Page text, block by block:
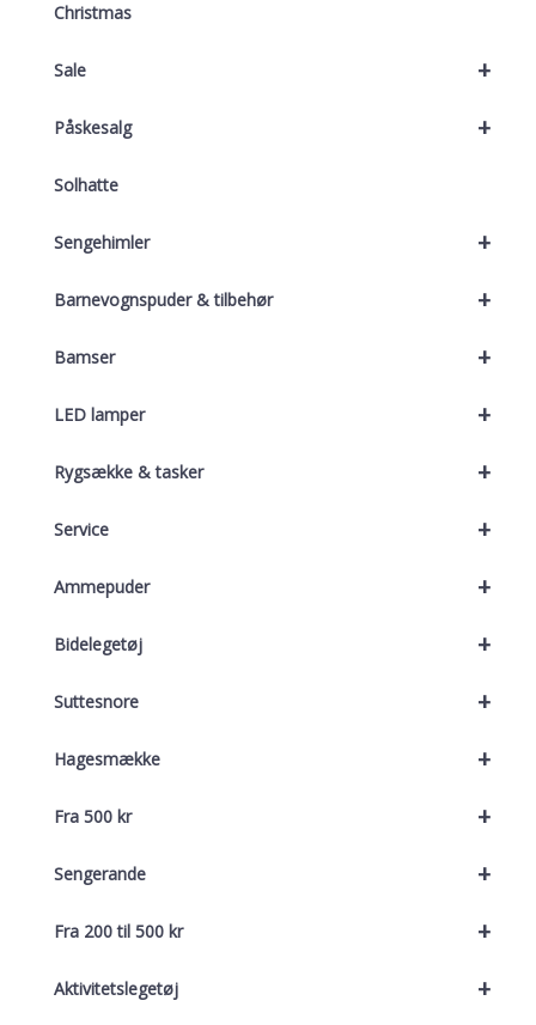
Christmas
+
Sale
+
Påskesalg
Solhatte
+
Sengehimler
+
Barnevognspuder & tilbehør
+
Bamser
+
LED lamper
+
Rygsække & tasker
+
Service
+
Ammepuder
+
Bidelegetøj
+
Suttesnore
+
Hagesmække
+
Fra 500 kr
+
Sengerande
+
Fra 200 til 500 kr
+
Aktivitetslegetøj